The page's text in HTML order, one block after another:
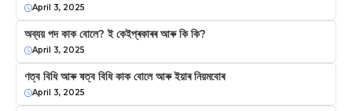
April 3, 2025
অব্যয় পদ কাক বোলে? ই কেইপ্ৰকাৰৰ আৰু কি কি?
April 3, 2025
ণত্ব বিধি আৰু ষত্ব বিধি কাক বোলে আৰু ইয়াৰ নিয়মবোৰ
April 3, 2025